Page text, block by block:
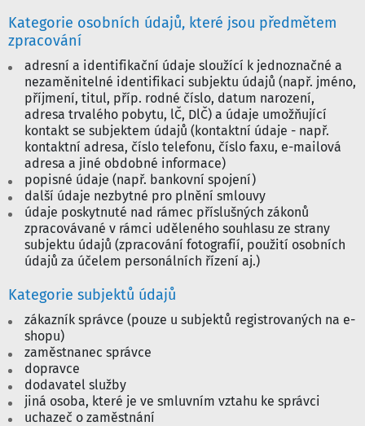
Kategorie osobních údajů, které jsou předmětem
zpracování
adresní a identifikační údaje sloužící k jednoznačné a
nezaměnitelné identifikaci subjektu údajů (např. jméno,
příjmení, titul, příp. rodné číslo, datum narození,
adresa trvalého pobytu, lČ, DlČ) a údaje umožňující
kontakt se subjektem údajů (kontaktní údaje - např.
kontaktní adresa, číslo telefonu, číslo faxu, e-mailová
adresa a jiné obdobné informace)
popisné údaje (např. bankovní spojení)
další údaje nezbytné pro plnění smlouvy
údaje poskytnuté nad rámec příslušných zákonů
zpracovávané v rámci uděleného souhlasu ze strany
subjektu údajů (zpracování fotografií, použití osobních
údajů za účelem personálních řízení aj.)
Kategorie subjektů údajů
zákazník správce (pouze u subjektů registrovaných na e-
shopu)
zaměstnanec správce
dopravce
dodavatel služby
jiná osoba, které je ve smluvním vztahu ke správci
uchazeč o zaměstnání